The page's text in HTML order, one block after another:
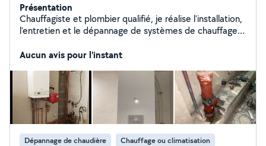
Présentation
Chauffagiste et plombier qualifié, je réalise l'installation,
l'entretien et le dépannage de systèmes de chauffage,
types de travaux : réparation de fuites, pose de
débouchage, ainsi que conseils pour optimiser vos
équipements. Sérieux, réactif et à l'écoute, je m'assure
de fournir un service de qualité et durable
Aucun avis pour l'instant
Dépannage de chaudière Chauffage ou climatisation